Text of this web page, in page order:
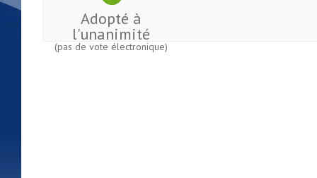
Adopté à
l'unanimité
(pas de vote électronique)